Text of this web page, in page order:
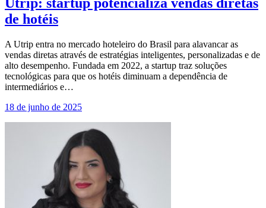
Utrip: startup potencializa vendas diretas
de hotéis
A Utrip entra no mercado hoteleiro do Brasil para alavancar as
vendas diretas através de estratégias inteligentes, personalizadas e de
alto desempenho. Fundada em 2022, a startup traz soluções
tecnológicas para que os hotéis diminuam a dependência de
intermediários e…
18 de junho de 2025